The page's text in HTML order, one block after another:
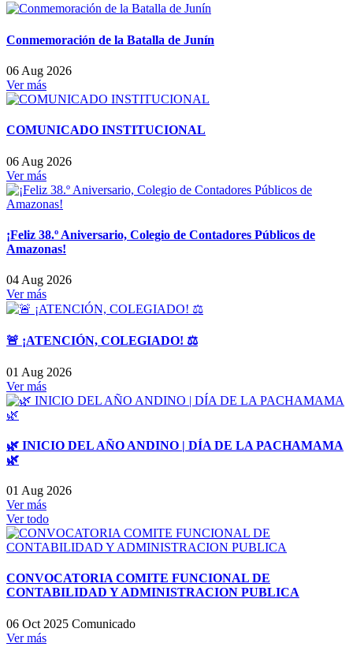
Conmemoración de la Batalla de Junín
06 Aug 2026
Ver más
COMUNICADO INSTITUCIONAL
06 Aug 2026
Ver más
¡Feliz 38.º Aniversario, Colegio de Contadores Públicos de
Amazonas!
04 Aug 2026
Ver más
🚨 ¡ATENCIÓN, COLEGIADO! ⚖️
01 Aug 2026
Ver más
🌿 INICIO DEL AÑO ANDINO | DÍA DE LA PACHAMAMA
🌿
01 Aug 2026
Ver más
Ver todo
CONVOCATORIA COMITE FUNCIONAL DE
CONTABILIDAD Y ADMINISTRACION PUBLICA
06 Oct 2025 Comunicado
Ver más